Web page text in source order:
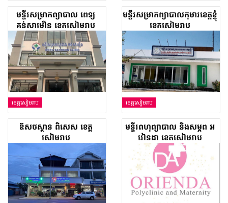
មន្ទីរសម្រាកព្យាបាល ពេទ្យ​
គន់សាមឿន​ ខេត្តសៀមរាប
ខេត្តសៀមរាប
មន្ទីរសម្រាកព្យាបាលកុមារខេត្តខ្ញុំ
ខេត្តសៀមរាប
ខេត្តសៀមរាប
ឱសថស្ថាន ពិសេស ខេត្ត
សៀមរាប
មន្ទីរពហុព្យាបាល និងសម្ភព អ
រៀនដា ខេត្តសៀមរាប